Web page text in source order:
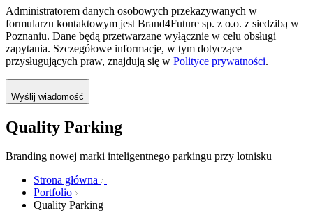
Administratorem danych osobowych przekazywanych w
formularzu kontaktowym jest Brand4Future sp. z o.o. z siedzibą w
Poznaniu. Dane będą przetwarzane wyłącznie w celu obsługi
zapytania. Szczegółowe informacje, w tym dotyczące
przysługujących praw, znajdują się w Polityce prywatności.
Wyślij wiadomość
Quality Parking
Branding nowej marki inteligentnego parkingu przy lotnisku
Strona główna
Portfolio
Quality Parking